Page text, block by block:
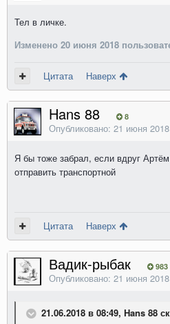
Тел в личке.
Изменено 20 июня 2018
Цитата Наверх
Hans 88 8
Опубликовано: 21 июня 2018
Я бы тоже забрал, если вдруг
отправить транспортной
Цитата Наверх
Вадик-рыбак 983
Опубликовано: 21 июня 2018
21.06.2018 в 08:49, Hans 88